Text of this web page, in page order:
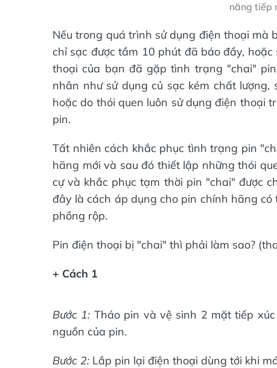
năng tiếp
Nếu trong quá trình sử dụng điện thoại
chỉ sạc được tầm 10 phút đã báo đầy,
thoại của bạn đã gặp tình trạng "chai"
nhân như sử dụng củ sạc kém chất
hoặc do thói quen luôn sử dụng điện thoại
pin.
Tất nhiên cách khắc phục tình trạng pin
hãng mới và sau đó thiết lập những thói
cự và khắc phục tạm thời pin "chai" được
đây là cách áp dụng cho pin chính hãng
phồng rộp.
Pin điện thoại bị "chai" thì phải làm sao?
+ Cách 1
Bước 1: Tháo pin và vệ sinh 2 mặt tiếp
nguồn của pin.
Bước 2: Lắp pin lại điện thoại dùng tới khi